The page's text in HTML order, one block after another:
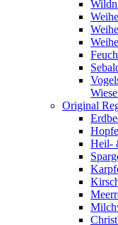
Original
Heil-